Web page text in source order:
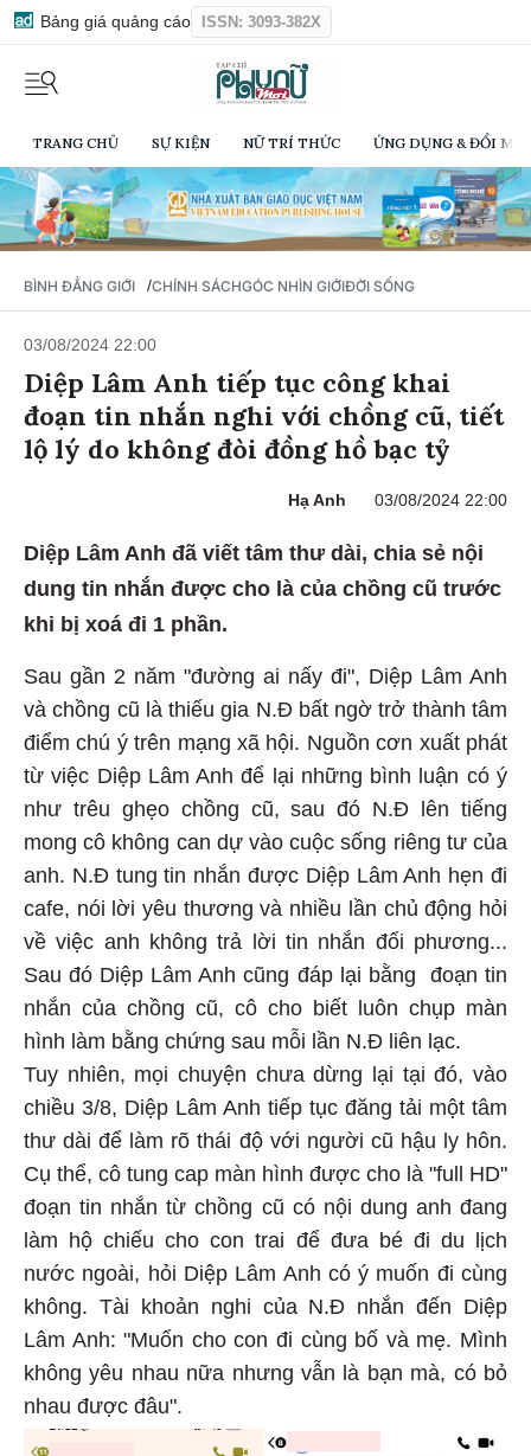
Bảng giá quảng cáo ISSN: 3093-382X
TRANG CHỦ SỰ KIỆN NỮ TRÍ THỨC ỨNG DỤNG & ĐỔI
BÌNH ĐẲNG GIỚI /CHÍNH SÁCHGÓC NHÌN GIỚIĐỜI SỐNG
03/08/2024 22:00
Diệp Lâm Anh tiếp tục công khai
đoạn tin nhắn nghi với chồng cũ, tiết
lộ lý do không đòi đồng hồ bạc tỷ
Hạ Anh 03/08/2024 22:00
Diệp Lâm Anh đã viết tâm thư dài, chia sẻ nội
dung tin nhắn được cho là của chồng cũ trước
khi bị xoá đi 1 phần.
Sau gần 2 năm "đường ai nấy đi", Diệp Lâm Anh
và chồng cũ là thiếu gia N.Đ bất ngờ trở thành tâm
điểm chú ý trên mạng xã hội. Nguồn cơn xuất phát
từ việc Diệp Lâm Anh để lại những bình luận có ý
như trêu ghẹo chồng cũ, sau đó N.Đ lên tiếng
mong cô không can dự vào cuộc sống riêng tư của
anh. N.Đ tung tin nhắn được Diệp Lâm Anh hẹn đi
cafe, nói lời yêu thương và nhiều lần chủ động hỏi
về việc anh không trả lời tin nhắn đối phương...
Sau đó Diệp Lâm Anh cũng đáp lại bằng đoạn tin
nhắn của chồng cũ, cô cho biết luôn chụp màn
hình làm bằng chứng sau mỗi lần N.Đ liên lạc.
Tuy nhiên, mọi chuyện chưa dừng lại tại đó, vào
chiều 3/8, Diệp Lâm Anh tiếp tục đăng tải một tâm
thư dài để làm rõ thái độ với người cũ hậu ly hôn.
Cụ thể, cô tung cap màn hình được cho là "full HD"
đoạn tin nhắn từ chồng cũ có nội dung anh đang
làm hộ chiếu cho con trai để đưa bé đi du lịch
nước ngoài, hỏi Diệp Lâm Anh có ý muốn đi cùng
không. Tài khoản nghi của N.Đ nhắn đến Diệp
Lâm Anh: "Muốn cho con đi cùng bố và mẹ. Mình
không yêu nhau nữa nhưng vẫn là bạn mà, có bỏ
nhau được đâu".